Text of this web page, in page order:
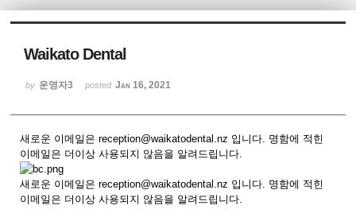
Waikato Dental
by 운영자3 posted Jan 16, 2021
새로운 이메일은 reception@waikatodental.nz 입니다. 명함에 적힌
이메일은 더이상 사용되지 않음을 알려드립니다.
새로운 이메일은 reception@waikatodental.nz 입니다. 명함에 적힌
이메일은 더이상 사용되지 않음을 알려드립니다.
Sketchbook5, 스케치북5
Sketchbook5, 스케치북5